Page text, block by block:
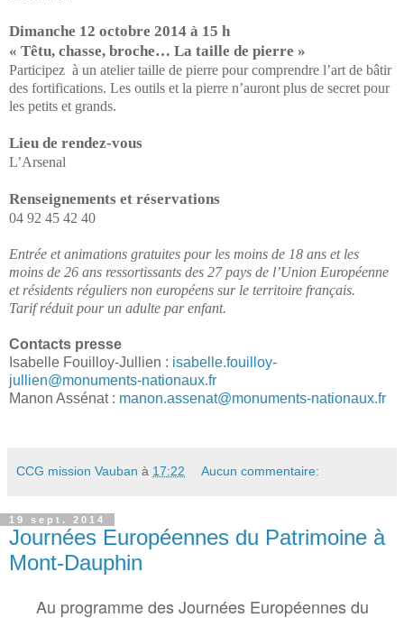
Dimanche 12 octobre 2014 à 15 h
« Têtu, chasse, broche… La taille de pierre »
Participez à un atelier taille de pierre pour comprendre l’art de bâtir
des fortifications. Les outils et la pierre n’auront plus de secret pour
les petits et grands.
Lieu de rendez-vous
L’Arsenal
Renseignements et réservations
04 92 45 42 40
Entrée et animations gratuites pour les moins de 18 ans et les
moins de 26 ans ressortissants des 27 pays de l’Union Européenne
et résidents réguliers non européens sur le territoire français.
Tarif réduit pour un adulte par enfant.
Contacts presse
Isabelle Fouilloy-Jullien : isabelle.fouilloy-
jullien@monuments-nationaux.fr
Manon Assénat : manon.assenat@monuments-nationaux.fr
CCG mission Vauban à 17:22 Aucun commentaire:
19 sept. 2014
Journées Européennes du Patrimoine à
Mont-Dauphin
Au programme des Journées Européennes du